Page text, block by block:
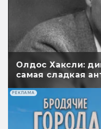
Олдос Хаксли:
самая сладкая
РЕКЛАМА